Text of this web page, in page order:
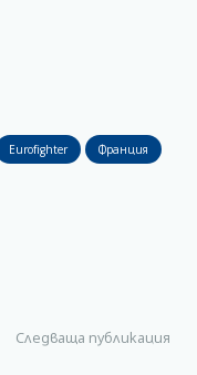
Eurofighter Франция
Следваща публикация